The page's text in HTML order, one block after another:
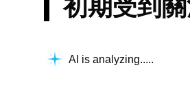
初期受到關
AI is analyzing...